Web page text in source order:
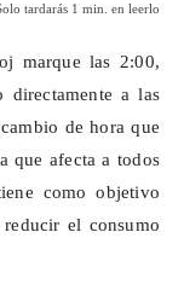
tardarás 1 min. en leerlo
marque las 2:00,
directamente a las
de hora que
que afecta a todos
como objetivo
el consumo